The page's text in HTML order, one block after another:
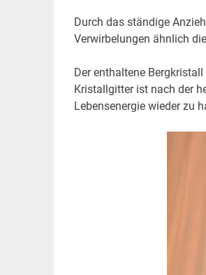
Durch das ständige
Verwirbelungen ähnlich
Der enthaltene
Kristallgitter ist nach der
Lebensenergie wieder zu